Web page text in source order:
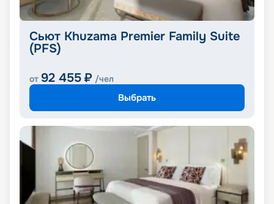
Сьют Khuzama Premier Family Suite
(PFS)
от 92 455 ₽ /чел
Выбрать